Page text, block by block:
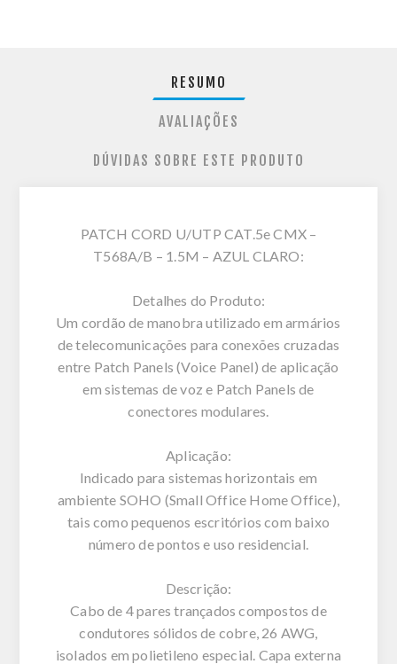
RESUMO
AVALIAÇÕES
DÚVIDAS SOBRE ESTE PRODUTO
PATCH CORD U/UTP CAT.5e CMX –
T568A/B – 1.5M – AZUL CLARO:
Detalhes do Produto:
Um cordão de manobra utilizado em armários
de telecomunicações para conexões cruzadas
entre Patch Panels (Voice Panel) de aplicação
em sistemas de voz e Patch Panels de
conectores modulares.
Aplicação:
Indicado para sistemas horizontais em
ambiente SOHO (Small Office Home Office),
tais como pequenos escritórios com baixo
número de pontos e uso residencial.
Descrição:
Cabo de 4 pares trançados compostos de
condutores sólidos de cobre, 26 AWG,
isolados em polietileno especial. Capa externa